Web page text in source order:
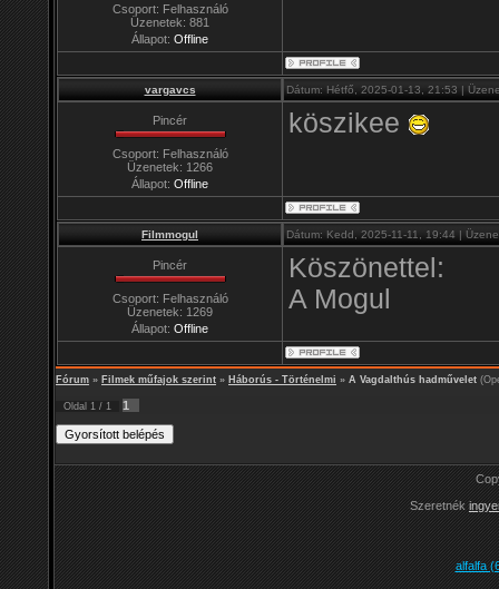
Csoport: Felhasználó
Üzenetek: 881
Állapot: Offline
vargavcs Dátum: Hétfő, 2025-01-13, 21:53 |
Pincér
Csoport: Felhasználó
Üzenetek: 1266
Állapot: Offline
köszikee
Filmmogul Dátum: Kedd, 2025-11-11, 19:44 |
Pincér
Csoport: Felhasználó
Üzenetek: 1269
Állapot: Offline
Köszönettel:
A Mogul
Fórum » Filmek műfajok szerint » Háborús - Történelmi » A Vagdalthús hadművelet
Oldal 1 / 1 1
Szeretnék
alfalfa